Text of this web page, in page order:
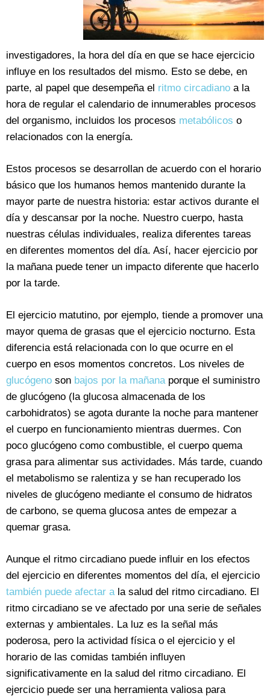
investigadores, la hora del día en que se hace ejercicio
influye en los resultados del mismo. Esto se debe, en
parte, al papel que desempeña el ritmo circadiano a la
hora de regular el calendario de innumerables procesos
del organismo, incluidos los procesos metabólicos o
relacionados con la energía.
Estos procesos se desarrollan de acuerdo con el horario
básico que los humanos hemos mantenido durante la
mayor parte de nuestra historia: estar activos durante el
día y descansar por la noche. Nuestro cuerpo, hasta
nuestras células individuales, realiza diferentes tareas
en diferentes momentos del día. Así, hacer ejercicio por
la mañana puede tener un impacto diferente que hacerlo
por la tarde.
El ejercicio matutino, por ejemplo, tiende a promover una
mayor quema de grasas que el ejercicio nocturno. Esta
diferencia está relacionada con lo que ocurre en el
cuerpo en esos momentos concretos. Los niveles de
glucógeno son bajos por la mañanaporque el suministro
de glucógeno (la glucosa almacenada de los
carbohidratos) se agota durante la noche para mantener
el cuerpo en funcionamiento mientras duermes. Con
poco glucógeno como combustible, el cuerpo quema
grasa para alimentar sus actividades. Más tarde, cuando
el metabolismo se ralentiza y se han recuperado los
niveles de glucógeno mediante el consumo de hidratos
de carbono, se quema glucosa antes de empezar a
quemar grasa.
Aunque el ritmo circadiano puede influir en los efectos
del ejercicio en diferentes momentos del día, el ejercicio
también puede afectar ala salud del ritmo circadiano. El
ritmo circadiano se ve afectado por una serie de señales
externas y ambientales. La luz es la señal más
poderosa, pero la actividad física o el ejercicio y el
horario de las comidas también influyen
significativamente en la salud del ritmo circadiano. El
ejercicio puede ser una herramienta valiosa para